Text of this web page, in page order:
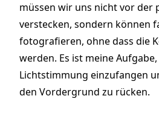
müssen wir uns nicht vor der
verstecken, sondern können
fotografieren, ohne dass die
werden. Es ist meine
Lichtstimmung einzufangen
den Vordergrund zu rücken.